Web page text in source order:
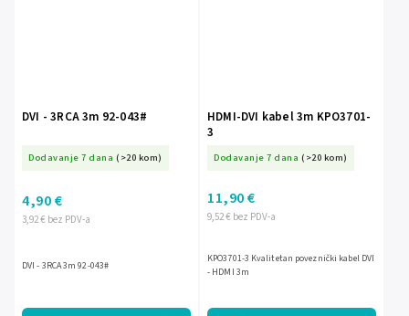
DVI - 3RCA 3m 92-043#
Dodavanje 7 dana (>20 kom)
3,92 € bez PDV-a
4,90 €
DVI - 3RCA 3m 92-043#
HDMI-DVI kabel 3m KPO3701-
3
Dodavanje 7 dana (>20 kom)
9,52 € bez PDV-a
11,90 €
KPO3701-3 Kvalitetan poveznički kabel DVI
- HDMI 3m